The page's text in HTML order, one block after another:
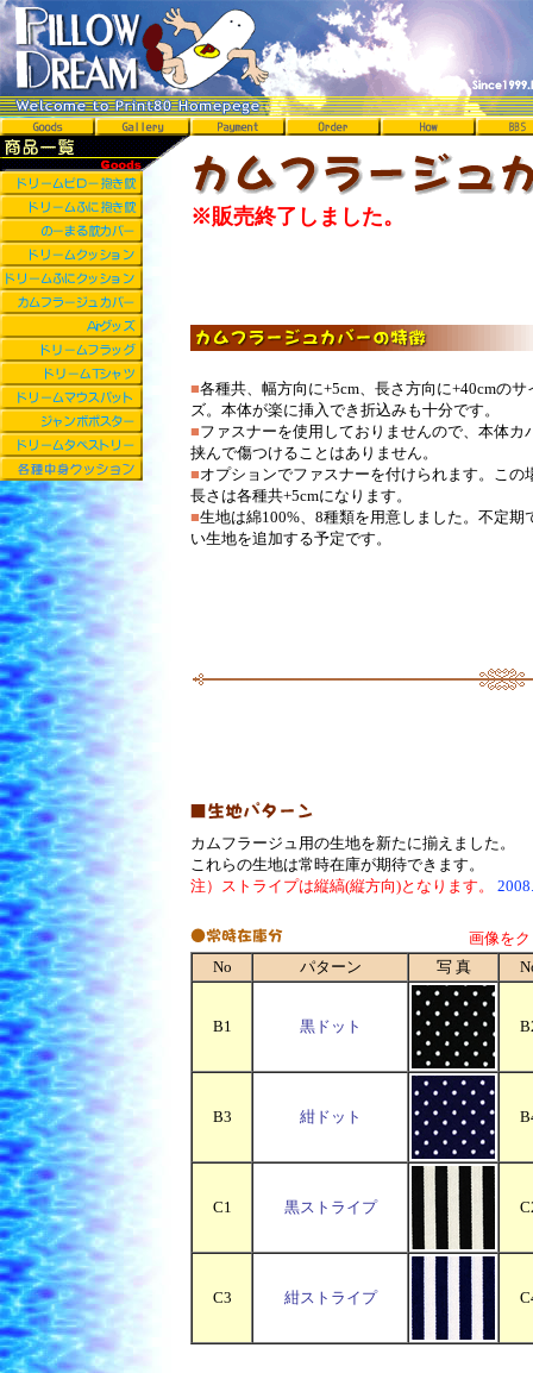
※販売終了しました。
■各種共、幅方向に+5cm、長さ方向に+40cmのサ
ズ。本体が楽に挿入でき折込みも十分です。
■ファスナーを使用しておりませんので、本体カ
挟んで傷つけることはありません。
■オプションでファスナーを付けられます。この
長さは各種共+5cmになります。
■生地は綿100%、8種類を用意しました。不定期
い生地を追加する予定です。
No パターン 写 真
B1 黒ドット
B3 紺ドット
C1 黒ストライプ
C3 紺ストライプ
カムフラージュ用の生地を新たに揃えました。
これらの生地は常時在庫が期待できます。
注）ストライプは縦縞(縦方向)となります。
画像を